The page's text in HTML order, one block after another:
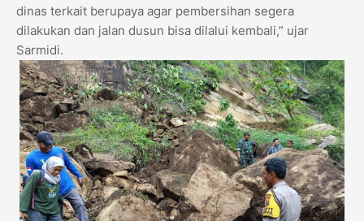
dinas terkait berupaya agar pembersihan segera
dilakukan dan jalan dusun bisa dilalui kembali,” ujar
Sarmidi.